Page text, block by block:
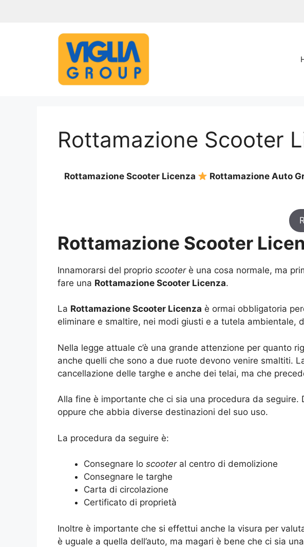
Rottamazione Scooter
Rottamazione Scooter Licenza
Rottamazione Auto
Rottamazione Scooter
Innamorarsi del proprio scooterè una cosa normale, ma
fare una Rottamazione Scooter Licenza.
La Rottamazione Scooter Licenza è ormai obbligatoria
eliminare e smaltire, nei modi giusti e a tutela ambientale,
Nella legge attuale c’è una grande attenzione per quanto
anche quelli che sono a due ruote devono venire smaltiti.
cancellazione delle targhe e anche dei telai, ma che
Alla fine è importante che ci sia una procedura da seguire.
oppure che abbia diverse destinazioni del suo uso.
La procedura da seguire è:
Consegnare lo scooteral centro di demolizione
Consegnare le targhe
Carta di circolazione
Certificato di proprietà
Inoltre è importante che si effettui anche la visura per
è uguale a quella dell’auto, ma magari è bene che ci sia